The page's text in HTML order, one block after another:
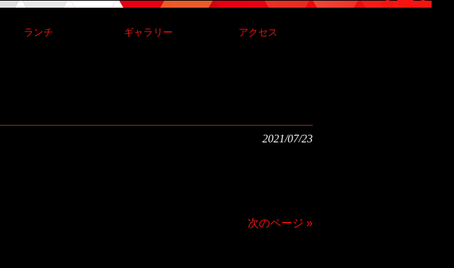
ランチ ギャラリー アクセス
2021/07/23
次のページ »